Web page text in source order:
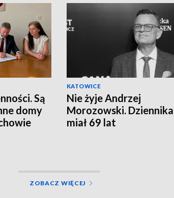
Są
domy
KATOWICE
Nie żyje Andrzej
Morozowski.
miał 69 lat
ZOBACZ WIĘCEJ